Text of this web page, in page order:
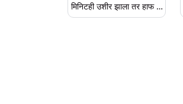
मिनिटही उशीर झाला तर हाफ डे,
सरकारी अधिकाऱ्यांना कार्यालयात